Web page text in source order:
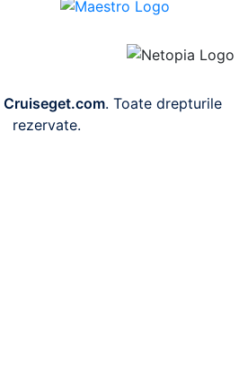
Cruiseget.com. Toate drepturile
rezervate.